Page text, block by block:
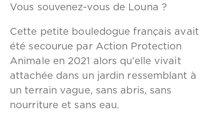
Vous souvenez-vous de Louna ?
Cette petite bouledogue français avait
été secourue par Action Protection
Animale en 2021 alors qu’elle vivait
attachée dans un jardin ressemblant à
un terrain vague, sans abris, sans
nourriture et sans eau.